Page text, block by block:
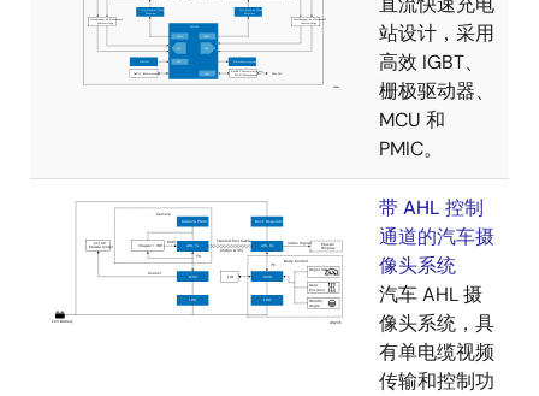
站设计，采用
高效 IGBT、
栅极驱动器、
MCU 和
PMIC。
带 AHL 控制
通道的汽车摄
像头系统
汽车 AHL 摄
像头系统，具
有单电缆视频
传输和控制功